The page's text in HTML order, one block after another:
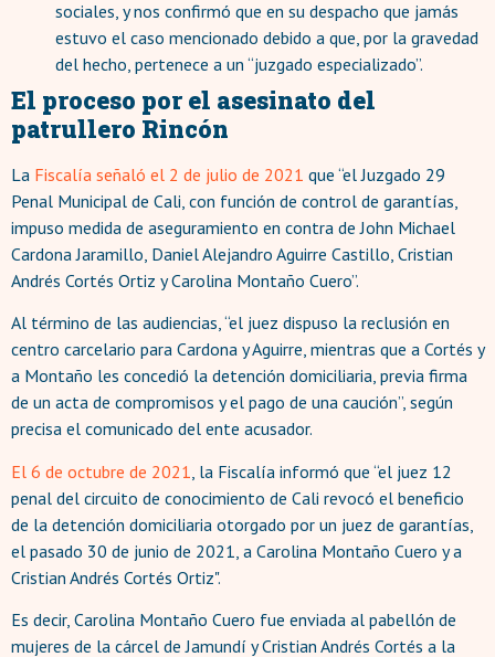
sociales, y nos confirmó que en su despacho que jamás
estuvo el caso mencionado debido a que, por la gravedad
del hecho, pertenece a un “juzgado especializado”.
El proceso por el asesinato del
patrullero Rincón
La Fiscalía señaló el 2 de julio de 2021 que “el Juzgado 29
Penal Municipal de Cali, con función de control de garantías,
impuso medida de aseguramiento en contra de John Michael
Cardona Jaramillo, Daniel Alejandro Aguirre Castillo, Cristian
Andrés Cortés Ortiz y Carolina Montaño Cuero”.
Al término de las audiencias, “el juez dispuso la reclusión en
centro carcelario para Cardona y Aguirre, mientras que a Cortés y
a Montaño les concedió la detención domiciliaria, previa firma
de un acta de compromisos y el pago de una caución”, según
precisa el comunicado del ente acusador.
El 6 de octubre de 2021 , la Fiscalía informó que “el juez 12
penal del circuito de conocimiento de Cali revocó el beneficio
de la detención domiciliaria otorgado por un juez de garantías,
el pasado 30 de junio de 2021, a Carolina Montaño Cuero y a
Cristian Andrés Cortés Ortiz".
Es decir, Carolina Montaño Cuero fue enviada al pabellón de
mujeres de la cárcel de Jamundí y Cristian Andrés Cortés a la